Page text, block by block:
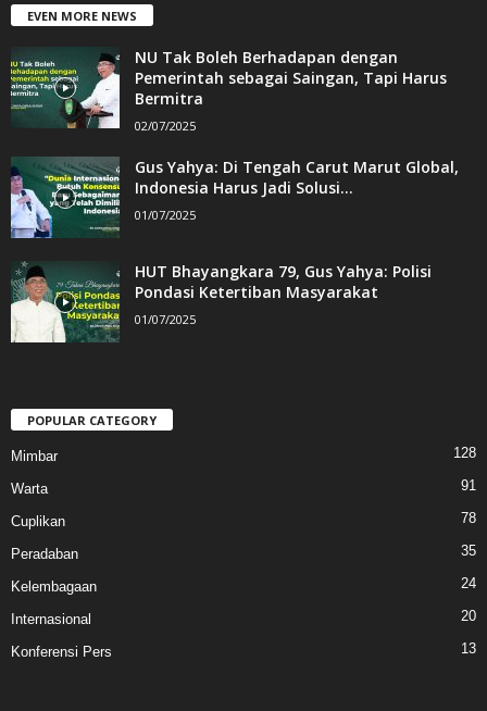
EVEN MORE NEWS
NU Tak Boleh Berhadapan dengan
Pemerintah sebagai Saingan, Tapi Harus
Bermitra
02/07/2025
Gus Yahya: Di Tengah Carut Marut Global,
Indonesia Harus Jadi Solusi...
01/07/2025
HUT Bhayangkara 79, Gus Yahya: Polisi
Pondasi Ketertiban Masyarakat
01/07/2025
POPULAR CATEGORY
Mimbar 128
Warta 91
Cuplikan 78
Peradaban 35
Kelembagaan 24
Internasional 20
Konferensi Pers 13